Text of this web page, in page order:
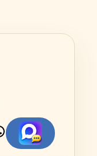
WhatsApp
Ссылка